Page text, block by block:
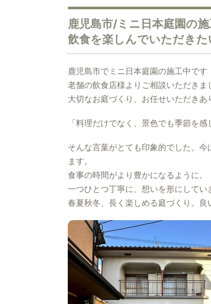
鹿児島市/ミニ日本庭園の
飲食を楽しんでいただきた
鹿児島市でミニ日本庭園の施工中です
老舗の飲食店様よりご相談いただきま
大切なお庭づくり、お任せいただきあ
「料理だけでなく、景色でも季節を感
そんな言葉がとても印象的でした。
ます。
食事の時間がより豊かになるように。
一つひとつ丁寧に、想いを形にしてい
春夏秋冬、長く楽しめる庭づくり。良